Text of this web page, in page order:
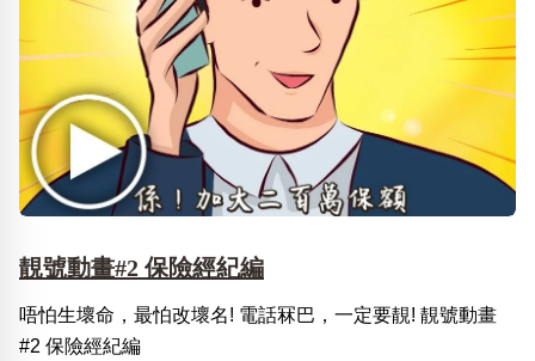
靚號動畫#2 保險經紀編
唔怕生壞命，最怕改壞名! 電話冧巴，一定要靚! 靚號動畫
#2 保險經紀編